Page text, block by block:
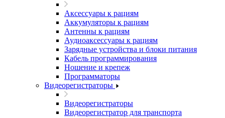
Аксессуары к рациям
Аккумуляторы к рациям
Антенны к рациям
Аудиоаксессуары к рациям
Зарядные устройства и блоки питания
Кабель программирования
Ношение и крепеж
Программаторы
Видеорегистраторы
Видеорегистраторы
Видеорегистратор для транспорта